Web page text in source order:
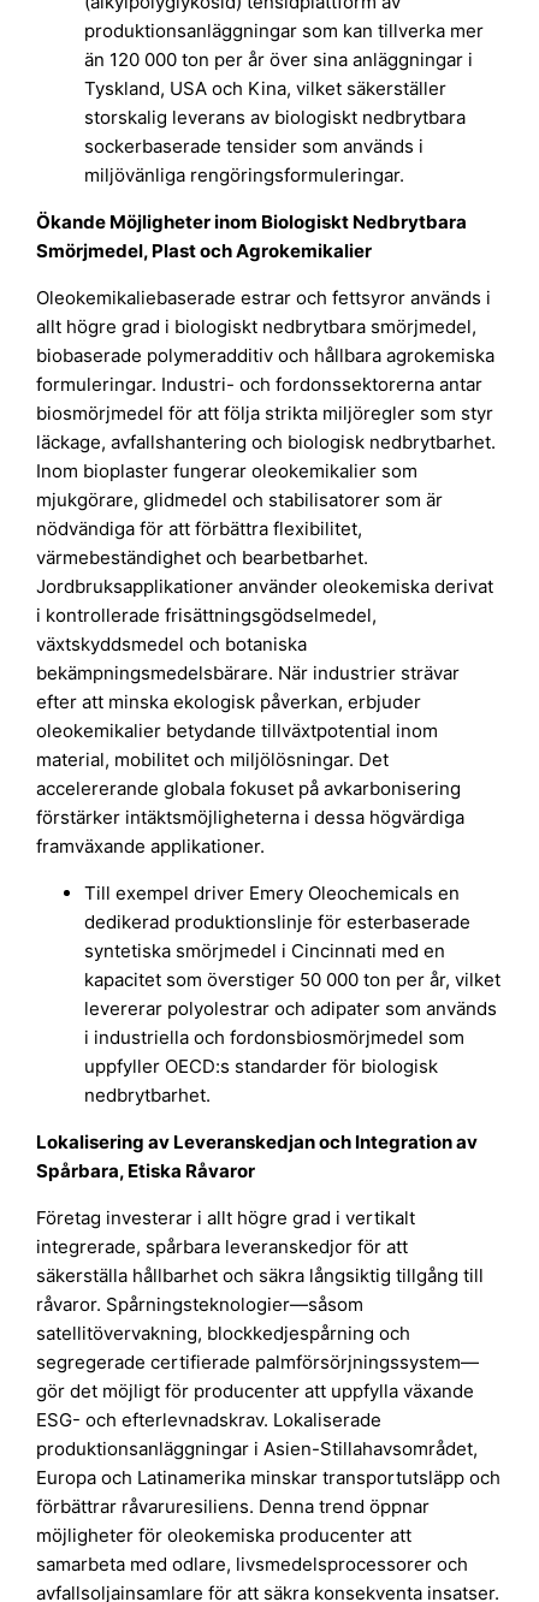
produktionsanläggningar som kan tillverka mer
än 120 000 ton per år över sina anläggningar i
Tyskland, USA och Kina, vilket säkerställer
storskalig leverans av biologiskt nedbrytbara
sockerbaserade tensider som används i
miljövänliga rengöringsformuleringar.
Ökande Möjligheter inom Biologiskt Nedbrytbara
Smörjmedel, Plast och Agrokemikalier
Oleokemikaliebaserade estrar och fettsyror används i
allt högre grad i biologiskt nedbrytbara smörjmedel,
biobaserade polymeradditiv och hållbara agrokemiska
formuleringar. Industri- och fordonssektorerna antar
biosmörjmedel för att följa strikta miljöregler som styr
läckage, avfallshantering och biologisk nedbrytbarhet.
Inom bioplaster fungerar oleokemikalier som
mjukgörare, glidmedel och stabilisatorer som är
nödvändiga för att förbättra flexibilitet,
värmebeständighet och bearbetbarhet.
Jordbruksapplikationer använder oleokemiska derivat
i kontrollerade frisättningsgödselmedel,
växtskyddsmedel och botaniska
bekämpningsmedelsbärare. När industrier strävar
efter att minska ekologisk påverkan, erbjuder
oleokemikalier betydande tillväxtpotential inom
material, mobilitet och miljölösningar. Det
accelererande globala fokuset på avkarbonisering
förstärker intäktsmöjligheterna i dessa högvärdiga
framväxande applikationer.
Till exempel driver Emery Oleochemicals en
dedikerad produktionslinje för esterbaserade
syntetiska smörjmedel i Cincinnati med en
kapacitet som överstiger 50 000 ton per år, vilket
levererar polyolestrar och adipater som används
i industriella och fordonsbiosmörjmedel som
uppfyller OECD:s standarder för biologisk
nedbrytbarhet.
Lokalisering av Leveranskedjan och Integration av
Spårbara, Etiska Råvaror
Företag investerar i allt högre grad i vertikalt
integrerade, spårbara leveranskedjor för att
säkerställa hållbarhet och säkra långsiktig tillgång till
råvaror. Spårningsteknologier—såsom
satellitövervakning, blockkedjespårning och
segregerade certifierade palmförsörjningssystem—
gör det möjligt för producenter att uppfylla växande
ESG- och efterlevnadskrav. Lokaliserade
produktionsanläggningar i Asien-Stillahavsområdet,
Europa och Latinamerika minskar transportutsläpp och
förbättrar råvaruresiliens. Denna trend öppnar
möjligheter för oleokemiska producenter att
samarbeta med odlare, livsmedelsprocessorer och
avfallsoljainsamlare för att säkra konsekventa insatser.